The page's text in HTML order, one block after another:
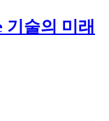
기술의 미래